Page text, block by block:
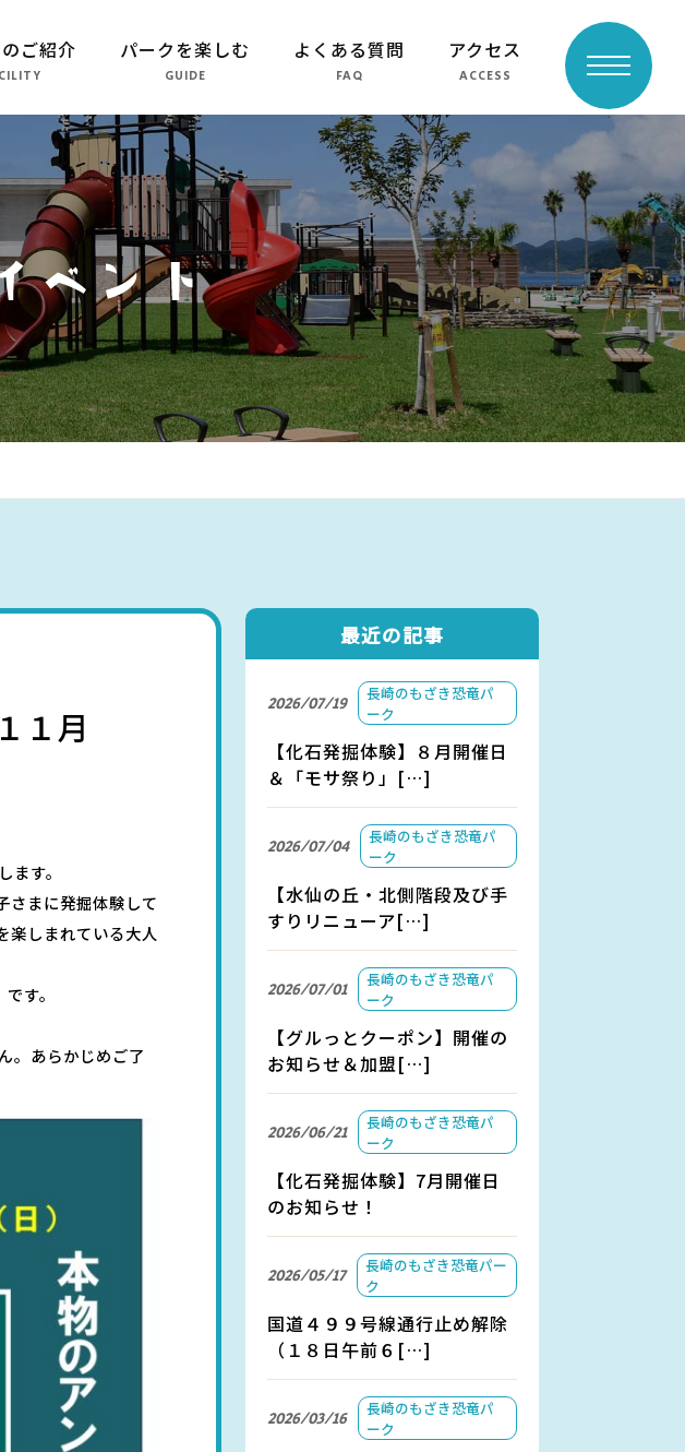
ご紹介 パークを楽しむ
GUIDE
よくある質問
FAQ
アクセス
ACCESS
toggle
navigation
よくある質問
周辺スポット
アクセス
１月
す。
さまに発掘体験して
楽しまれている大人
す。
。あらかじめご了
最近の記事
2026/07/19
長崎のもざき恐竜パ
ーク
【化石発掘体験】８月開催日
＆「モサ祭り」[…]
2026/07/04
長崎のもざき恐竜パ
ーク
【水仙の丘・北側階段及び手
すりリニューア[…]
2026/07/01
長崎のもざき恐竜パ
ーク
【グルっとクーポン】開催の
お知らせ＆加盟[…]
2026/06/21
長崎のもざき恐竜パ
ーク
【化石発掘体験】7月開催日
のお知らせ！
2026/05/17
長崎のもざき恐竜パー
ク
国道４９９号線通行止め解除
（１８日午前６[…]
2026/03/16
長崎のもざき恐竜パ
ーク